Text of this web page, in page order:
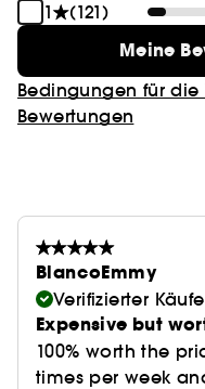
1
(121)
Meine
Bedingungen für
Bewertungen
BlancoEmmy
Verifizierter
Expensive but
100% worth the
times per week